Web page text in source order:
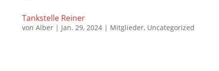
Tankstelle Reiner
von Alber| Jan. 29, 2024| Mitglieder, Uncategorized